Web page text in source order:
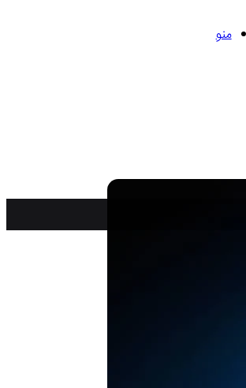
منو